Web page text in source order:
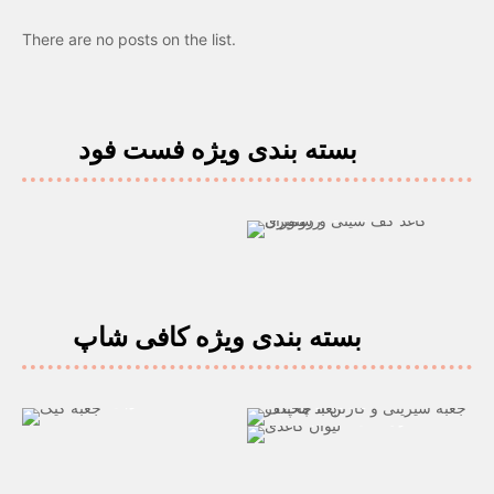
There are no posts on the list.
بسته بندی ویژه فست فود
بسته بندی ویژه کافی شاپ
لیوان کاغذی کافی شاپ